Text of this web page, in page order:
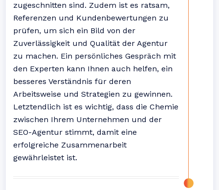
zugeschnitten sind. Zudem ist es ratsam,
Referenzen und Kundenbewertungen zu
prüfen, um sich ein Bild von der
Zuverlässigkeit und Qualität der Agentur
zu machen. Ein persönliches Gespräch mit
den Experten kann Ihnen auch helfen, ein
besseres Verständnis für deren
Arbeitsweise und Strategien zu gewinnen.
Letztendlich ist es wichtig, dass die Chemie
zwischen Ihrem Unternehmen und der
SEO-Agentur stimmt, damit eine
erfolgreiche Zusammenarbeit
gewährleistet ist.